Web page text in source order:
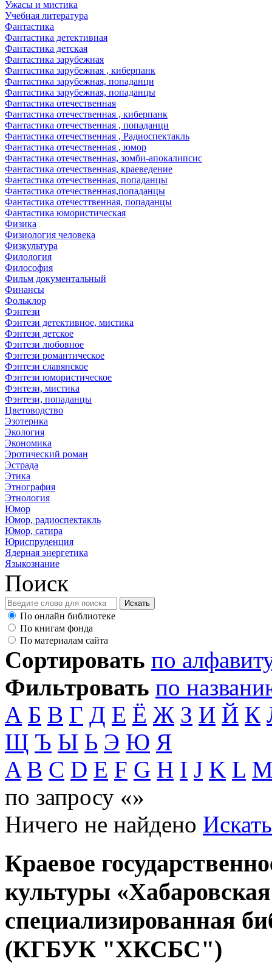
Ужасы и мистика
Учебная литература
Фантастика
Фантастика детективная
Фантастика детская
Фантастика зарубежная
Фантастика зарубежная , киберпанк
Фантастика зарубежная, попаданци
Фантастика зарубежная, попаданцы
Фантастика отечественная
Фантастика отечественная , киберпанк
Фантастика отечественная , попаданци
Фантастика отечественная , Радиоспектакль
Фантастика отечественная , юмор
Фантастика отечественная, зомби-апокалипсис
Фантастика отечественная, краеведение
Фантастика отечественная, попаданцы
Фантастика отечественная,попаданцы
Фантастика отечесттвенная, попаданцы
Фантастика юмористическая
Физика
Физиология человека
Физкультура
Филология
Философия
Фильм документальный
Финансы
Фольклор
Фэнтези
Фэнтези детективное, мистика
Фэнтези детское
Фэнтези любовное
Фэнтези романтическое
Фэнтези славянское
Фэнтези юмористическое
Фэнтези, мистика
Фэнтези, попаданцы
Цветоводство
Эзотерика
Экология
Экономика
Эротический роман
Эстрада
Этика
Этнография
Этнология
Юмор
Юмор, радиоспектакль
Юмор, сатира
Юриспруденция
Ядерная энергетика
Языкознание
Поиск
По онлайн библиотеке
По книгам фонда
По материалам сайта
Сортировать по
Фильтровать по
А Б В Г Д Е Ё Ж З И Й К
Щ Ъ Ы Ь Э Ю Я
A B C D E F G H I J K L
по запросу «»
Ничего не найдено
Краевое
культуры
специализированная
(КГБУК "ХКСБС")